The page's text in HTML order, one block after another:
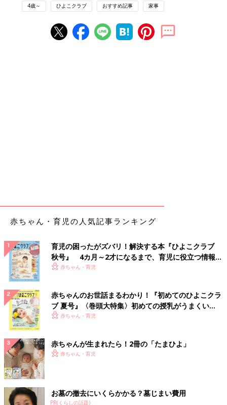
4歳～ ひよこクラブ おすすめ記事 家事
赤ちゃん・育児の人気記事ランキング
育児の困ったがズバリ！解決する本『ひよこクラブ
秋号』 4カ月～2才になるまで、育児に役立つ情報が
いっぱい！
赤ちゃん・育児
赤ちゃんのお世話まるわかり！『初めてのひよこクラ
ブ 夏号』〈巻頭大特集〉初めての授乳がうまくい
く！ おっぱい・ミルクの基本と夏のトラブル 解決テ
赤ちゃん・育児
赤ちゃんが生まれたら！2冊の「たまひよ」
赤ちゃん・育児
お墓の撤去にいくらかかる？墓じまい費用
PR(くらしの話題)